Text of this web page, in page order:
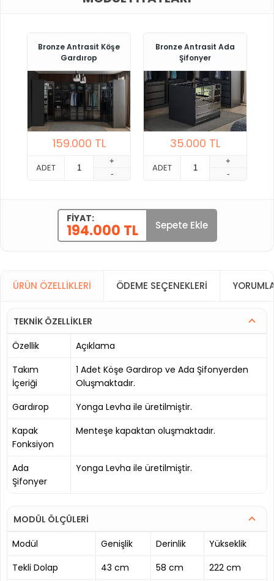
Bronze Antrasit Köşe
Gardırop
159.000 TL
ADET
+
-
Bronze Antrasit Ada
Şifonyer
35.000 TL
ADET
+
-
FIYAT:
194.000 TL Sepete Ekle
ÜRÜN ÖZELLIKLERI ÖDEME SEÇENEKLERI
TEKNİK ÖZELLİKLER
Özellik
Açıklama
Takım
İçeriği
1 Adet Köşe Gardırop ve Ada Şifonyerden
Oluşmaktadır.
Gardırop
Yonga Levha ile üretilmiştir.
Kapak
Fonksiyon
Menteşe kapaktan oluşmaktadır.
Ada
Şifonyer
Yonga Levha ile üretilmiştir.
MODÜL ÖLÇÜLERİ
Modül
Genişlik Derinlik
Yükseklik
Tekli Dolap
43 cm 58 cm
222 cm